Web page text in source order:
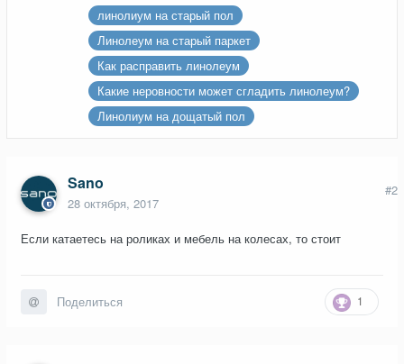
линолиум на старый пол
Линолеум на старый паркет
Как расправить линолеум
Какие неровности может сгладить линолеум?
Линолиум на дощатый пол
Sano
28 октября, 2017
#2
Если катаетесь на роликах и мебель на колесах, то стоит
1
Поделиться